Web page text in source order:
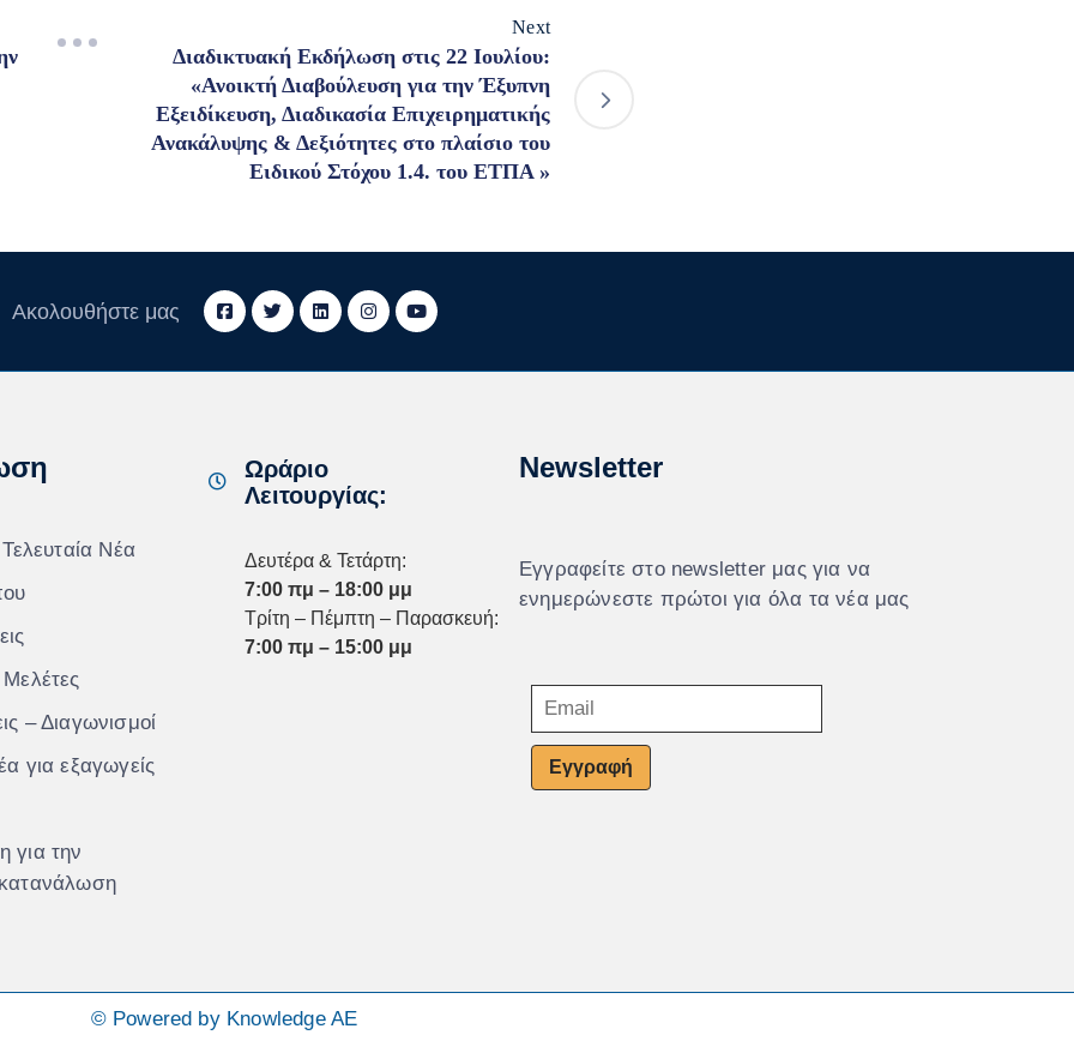
Next
Διαδικτυακή Εκδήλωση στις 22 Ιουλίου:
«Ανοικτή Διαβούλευση για την Έξυπνη
Εξειδίκευση, Διαδικασία Επιχειρηματικής
Ανακάλυψης & Δεξιότητες στο πλαίσιο του
Ειδικού Στόχου 1.4. του ΕΤΠΑ »
Ακολουθήστε μας
Νέα
– Διαγωνισμοί
για εξαγωγείς
για την
Ωράριο
Λειτουργίας:
Δευτέρα & Τετάρτη:
7:00 πμ – 18:00 μμ
Τρίτη – Πέμπτη – Παρασκευή:
7:00 πμ – 15:00 μμ
Newsletter
Εγγραφείτε στο newsletter μας για να
ενημερώνεστε πρώτοι για όλα τα νέα μας
Εγγραφή
© Powered by Knowledge AE